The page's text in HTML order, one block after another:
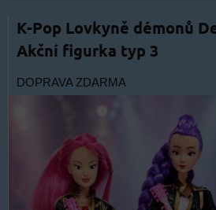
K-Pop Lovkyně démonů
Akční figurka typ 3
DOPRAVA ZDARMA